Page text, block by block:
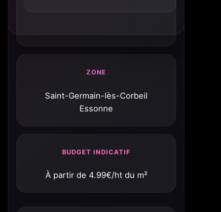
ZONE
Saint-Germain-lès-Corbeil
Essonne
BUDGET INDICATIF
À partir de 4.99€/ht du m²